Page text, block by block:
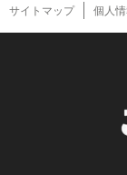
サイトマップ
個人